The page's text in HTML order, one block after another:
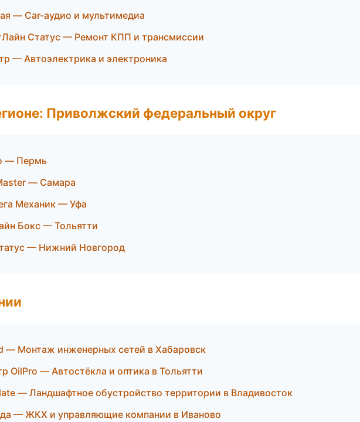
— Car-аудио и мультимедиа
Статус — Ремонт КПП и трансмиссии
— Автоэлектрика и электроника
Приволжский федеральный округ
— Пермь
— Самара
Механик — Уфа
Бокс — Тольятти
— Нижний Новгород
— Монтаж инженерных сетей в Хабаровск
OilPro — Автостёкла и оптика в Тольятти
— Ландшафтное обустройство территории в Владивосток
— ЖКХ и управляющие компании в Иваново